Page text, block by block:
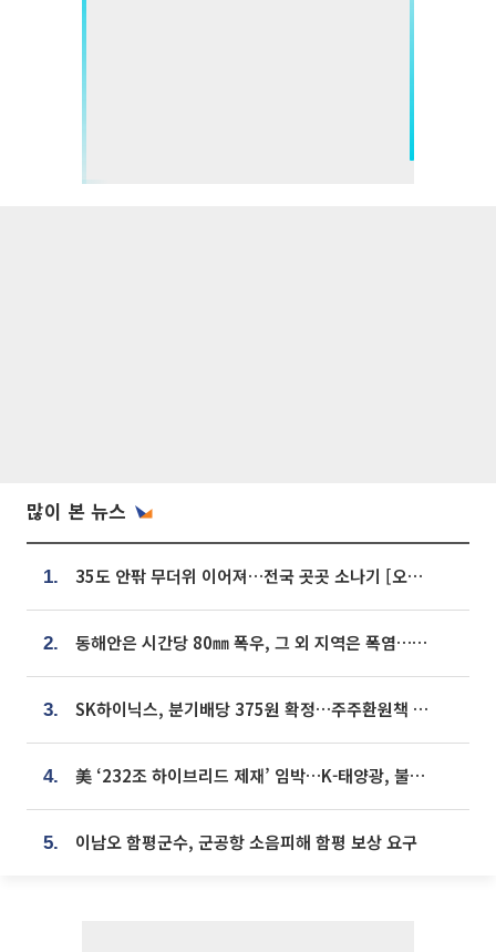
많이 본 뉴스
1. 35도 안팎 무더위 이어져…전국 곳곳 소나기 [오늘 날씨]
2. 동해안은 시간당 80㎜ 폭우, 그 외 지역은 폭염…‘극과 극 날씨’
3. SK하이닉스, 분기배당 375원 확정…주주환원책 9월로 앞당겨 발표
4. 美 ‘232조 하이브리드 제재’ 임박…K-태양광, 불확실성 털고 날개 다나
5. 이남오 함평군수, 군공항 소음피해 함평 보상 요구